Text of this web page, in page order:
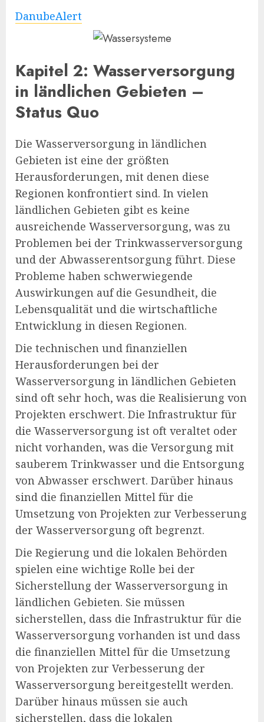
DanubeAlert
Kapitel 2: Wasserversorgung
in ländlichen Gebieten –
Status Quo
Die Wasserversorgung in ländlichen
Gebieten ist eine der größten
Herausforderungen, mit denen diese
Regionen konfrontiert sind. In vielen
ländlichen Gebieten gibt es keine
ausreichende Wasserversorgung, was zu
Problemen bei der Trinkwasserversorgung
und der Abwasserentsorgung führt. Diese
Probleme haben schwerwiegende
Auswirkungen auf die Gesundheit, die
Lebensqualität und die wirtschaftliche
Entwicklung in diesen Regionen.
Die technischen und finanziellen
Herausforderungen bei der
Wasserversorgung in ländlichen Gebieten
sind oft sehr hoch, was die Realisierung von
Projekten erschwert. Die Infrastruktur für
die Wasserversorgung ist oft veraltet oder
nicht vorhanden, was die Versorgung mit
sauberem Trinkwasser und die Entsorgung
von Abwasser erschwert. Darüber hinaus
sind die finanziellen Mittel für die
Umsetzung von Projekten zur Verbesserung
der Wasserversorgung oft begrenzt.
Die Regierung und die lokalen Behörden
spielen eine wichtige Rolle bei der
Sicherstellung der Wasserversorgung in
ländlichen Gebieten. Sie müssen
sicherstellen, dass die Infrastruktur für die
Wasserversorgung vorhanden ist und dass
die finanziellen Mittel für die Umsetzung
von Projekten zur Verbesserung der
Wasserversorgung bereitgestellt werden.
Darüber hinaus müssen sie auch
sicherstellen, dass die lokalen